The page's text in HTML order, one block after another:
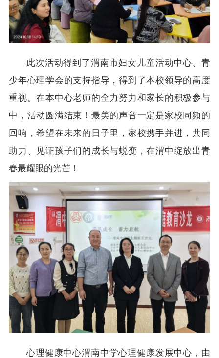
此次活动得到了渭南市妇女儿童活动中心、青
少年心理学会的支持指导，得到了本校领导的高度
重视。在本中心老师的全力努力和家长的积极参与
中，活动圆满结束！最美的声音一定是家校同频的
回响，希望在未来的日子里，家校携手并进，共同
助力、见证孩子们的成长与蜕变，在渭中绽放出青
春最耀眼的光芒！
心理健康中心渭南中学心理健康发展中心，由